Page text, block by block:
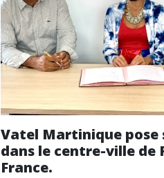
Vatel Martinique pose
dans le centre-ville de
France.